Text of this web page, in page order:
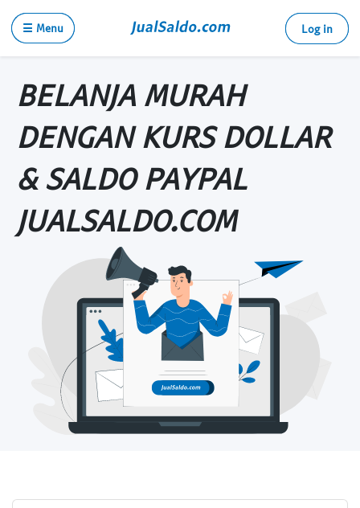
☰ Menu Log in
BELANJA MURAH
DENGAN KURS DOLLAR
& SALDO PAYPAL
JUALSALDO.COM